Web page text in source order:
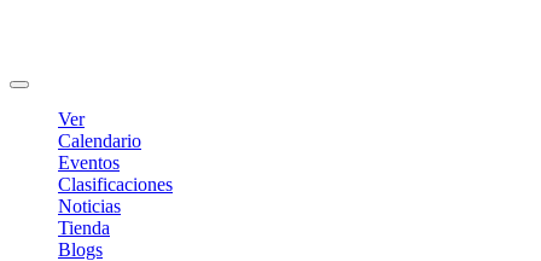
Ver
Calendario
Eventos
Clasificaciones
Noticias
Tienda
Blogs